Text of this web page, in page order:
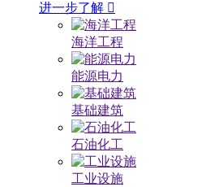
进一步了解 
海洋工程
能源电力
基础建筑
石油化工
工业设施